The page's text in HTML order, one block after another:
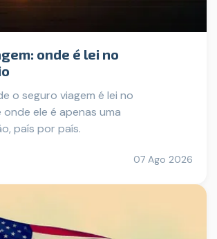
onde é lei no
o seguro viagem é lei no
ele é apenas uma
país por país.
07 Ago 2026